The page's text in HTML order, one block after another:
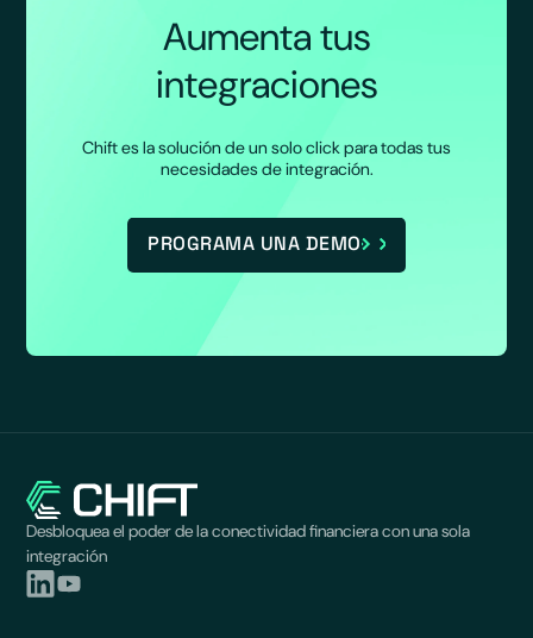
Aumenta tus
integraciones
Chift es la solución de un solo click para todas tus
necesidades de integración.
PROGRAMA UNA DEMO
Desbloquea el poder de la conectividad financiera con una sola
integración